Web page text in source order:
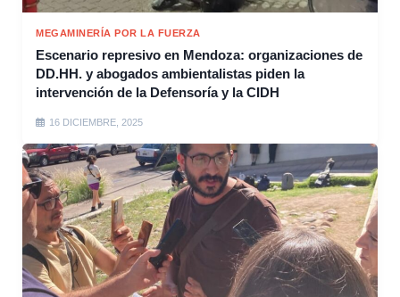
MEGAMINERÍA POR LA FUERZA
Escenario represivo en Mendoza: organizaciones de
DD.HH. y abogados ambientalistas piden la
intervención de la Defensoría y la CIDH
16 DICIEMBRE, 2025